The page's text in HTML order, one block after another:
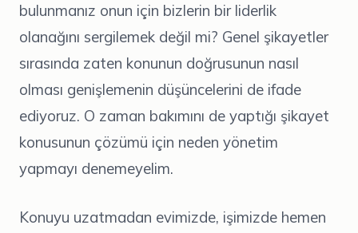
bulunmanız onun için bizlerin bir liderlik
olanağını sergilemek değil mi? Genel şikayetler
sırasında zaten konunun doğrusunun nasıl
olması genişlemenin düşüncelerini de ifade
ediyoruz. O zaman bakımını de yaptığı şikayet
konusunun çözümü için neden yönetim
yapmayı denemeyelim.
Konuyu uzatmadan evimizde, işimizde hemen